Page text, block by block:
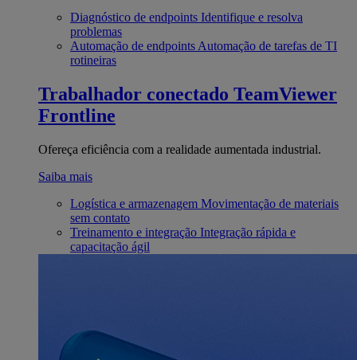
Diagnóstico de endpoints Identifique e resolva
problemas
Automação de endpoints Automação de tarefas de TI
rotineiras
Trabalhador conectado TeamViewer
Frontline
Ofereça eficiência com a realidade aumentada industrial.
Saiba mais
Logística e armazenagem Movimentação de materiais
sem contato
Treinamento e integração Integração rápida e
capacitação ágil